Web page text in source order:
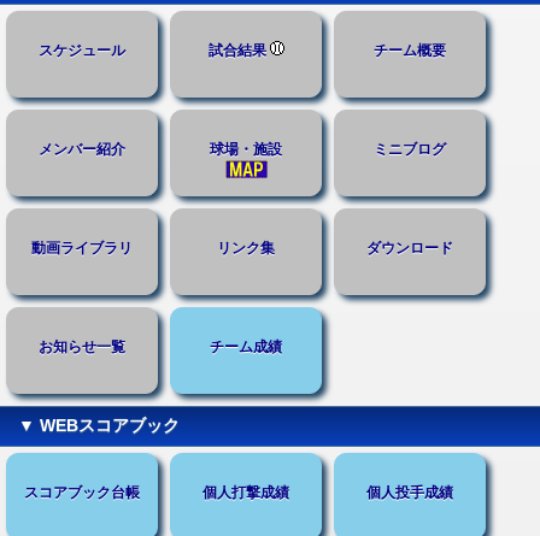
スケジュール 試合結果 チーム概要
メンバー紹介 球場・施設 ミニブログ
動画ライブラリ リンク集 ダウンロード
お知らせ一覧 チーム成績
▼ WEBスコアブック
スコアブック台帳 個人打撃成績 個人投手成績